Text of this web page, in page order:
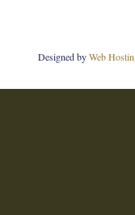
Designed byWeb